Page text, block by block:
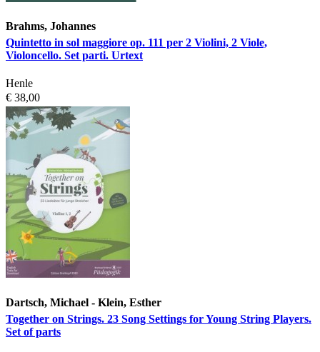
Brahms, Johannes
Quintetto in sol maggiore op. 111 per 2 Violini, 2 Viole,
Violoncello. Set parti. Urtext
Henle
€ 38,00
Dartsch, Michael - Klein, Esther
Together on Strings. 23 Song Settings for Young String Players.
Set of parts